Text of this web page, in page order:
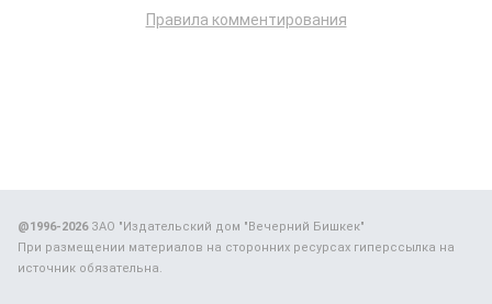
Правила комментирования
@1996-2026ЗАО "Издательский дом "Вечерний Бишкек"
При размещении материалов на сторонних ресурсах гиперссылка на
источник обязательна.